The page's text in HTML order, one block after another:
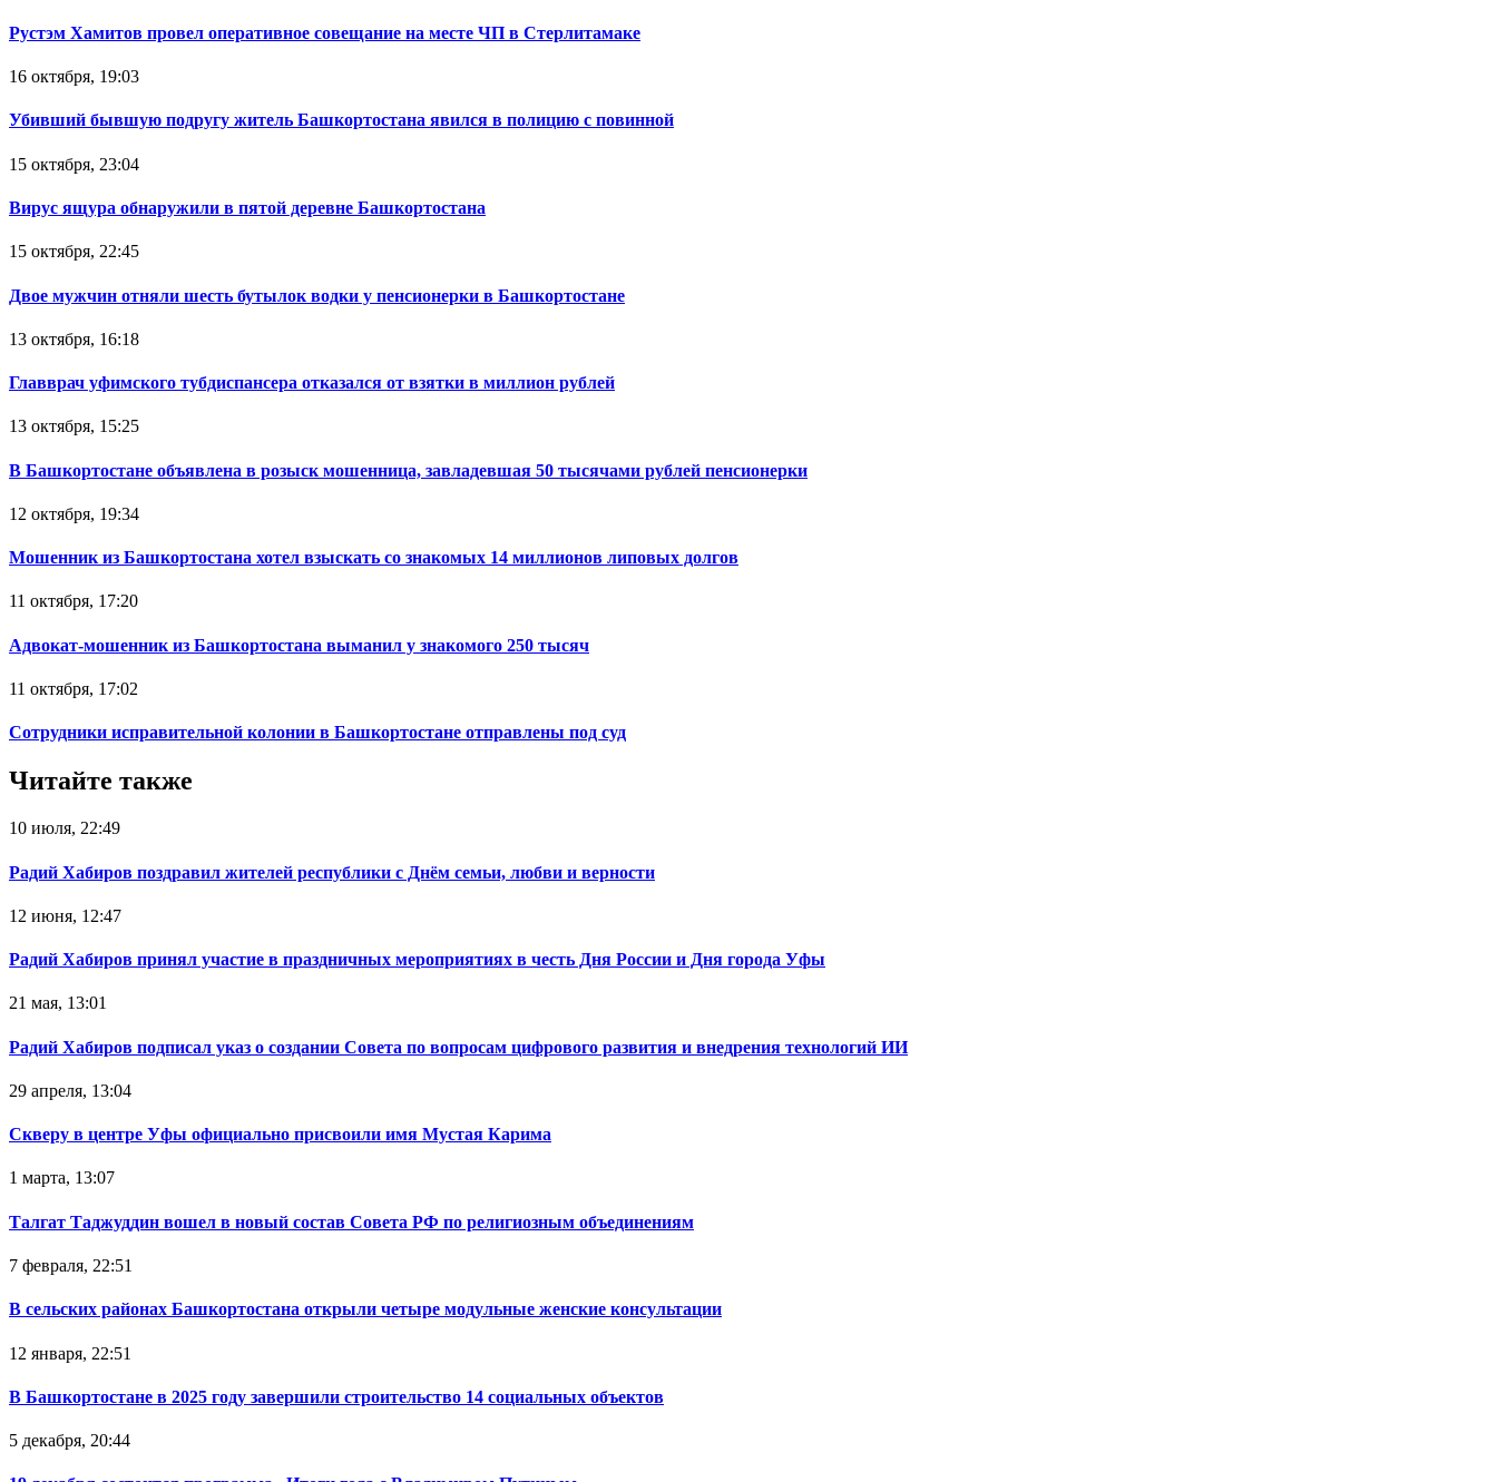
Рустэм Хамитов провел оперативное совещание на месте ЧП в Стерлитамаке
16 октября, 19:03
Убивший бывшую подругу житель Башкортостана явился в полицию с повинной
15 октября, 23:04
Вирус ящура обнаружили в пятой деревне Башкортостана
15 октября, 22:45
Двое мужчин отняли шесть бутылок водки у пенсионерки в Башкортостане
13 октября, 16:18
Главврач уфимского тубдиспансера отказался от взятки в миллион рублей
13 октября, 15:25
В Башкортостане объявлена в розыск мошенница, завладевшая 50 тысячами рублей пенсионерки
12 октября, 19:34
Мошенник из Башкортостана хотел взыскать со знакомых 14 миллионов липовых долгов
11 октября, 17:20
Адвокат-мошенник из Башкортостана выманил у знакомого 250 тысяч
11 октября, 17:02
Сотрудники исправительной колонии в Башкортостане отправлены под суд
Читайте также
10 июля, 22:49
Радий Хабиров поздравил жителей республики с Днём семьи, любви и верности
12 июня, 12:47
Радий Хабиров принял участие в праздничных мероприятиях в честь Дня России и Дня города Уфы
21 мая, 13:01
Радий Хабиров подписал указ о создании Совета по вопросам цифрового развития и внедрения технологий ИИ
29 апреля, 13:04
Скверу в центре Уфы официально присвоили имя Мустая Карима
1 марта, 13:07
Талгат Таджуддин вошел в новый состав Совета РФ по религиозным объединениям
7 февраля, 22:51
В сельских районах Башкортостана открыли четыре модульные женские консультации
12 января, 22:51
В Башкортостане в 2025 году завершили строительство 14 социальных объектов
5 декабря, 20:44